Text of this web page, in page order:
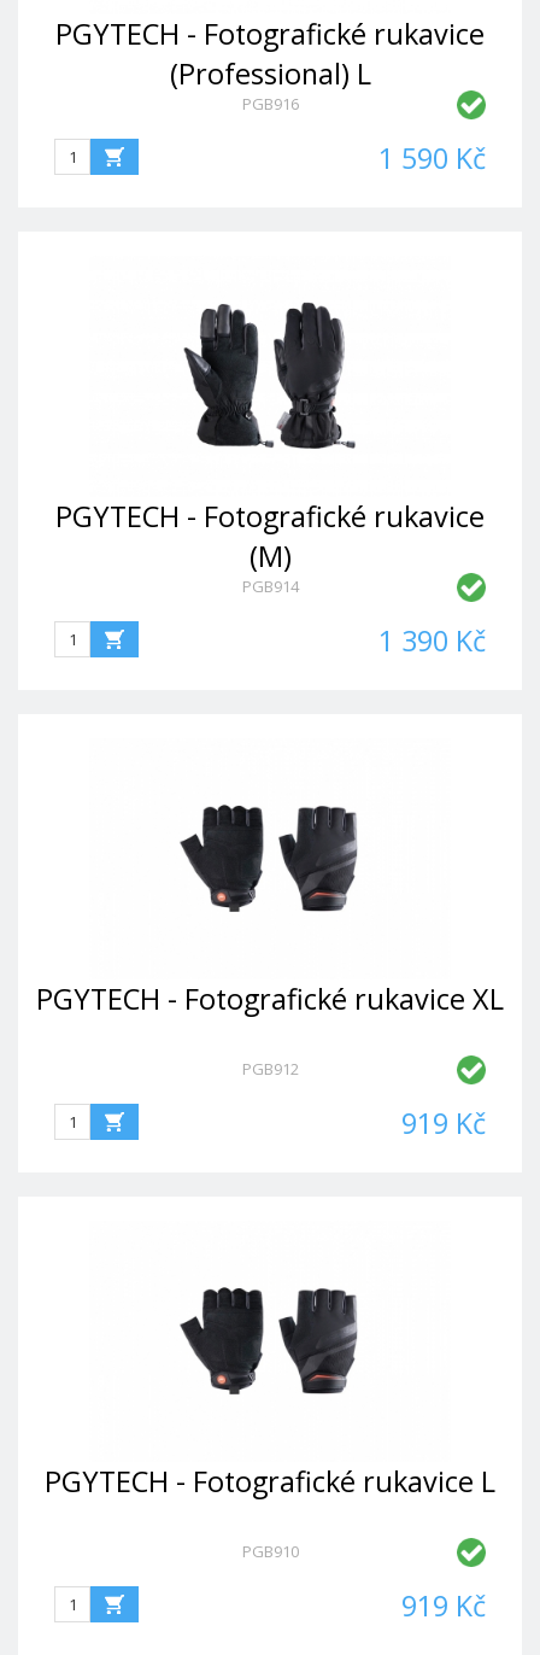
PGYTECH - Fotografické rukavice
(Professional) L
PGB916
1 590 Kč
PGYTECH - Fotografické rukavice
(M)
PGB914
1 390 Kč
PGYTECH - Fotografické rukavice XL
PGB912
919 Kč
PGYTECH - Fotografické rukavice L
PGB910
919 Kč